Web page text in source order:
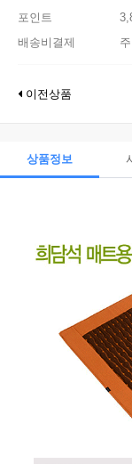
포인트
배송비결제
이전상품
상품정보